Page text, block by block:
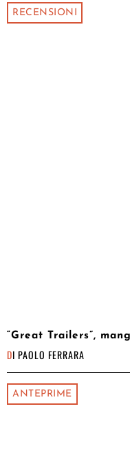
RECENSIONI
“Great Trailers”,
DI PAOLO FERRARA
ANTEPRIME